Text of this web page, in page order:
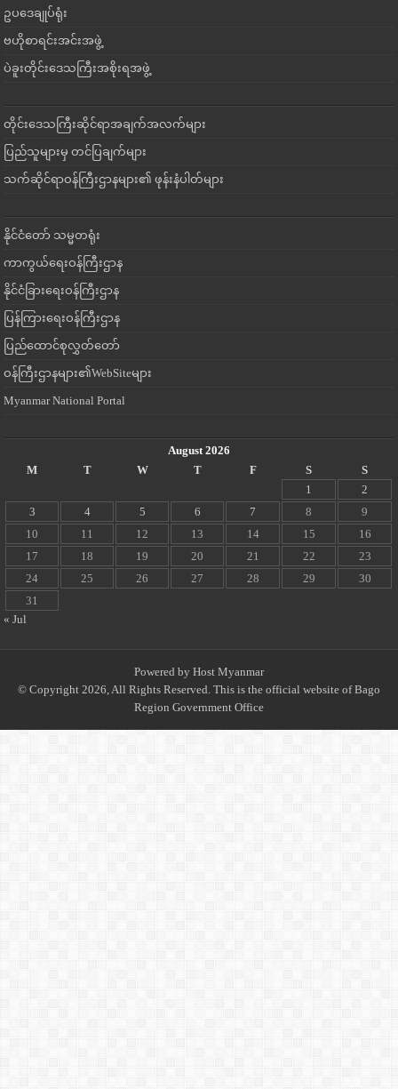
ဥပဒေချုပ်ရုံး
ဗဟိုစာရင်းအင်းအဖွဲ့
ပဲခူးတိုင်းဒေသကြီးအစိုးရအဖွဲ့
တိုင်းဒေသကြီးဆိုင်ရာအချက်အလက်များ
ပြည်သူများမှ တင်ပြချက်များ
သက်ဆိုင်ရာဝန်ကြီးဌာနများ၏ ဖုန်းနံပါတ်များ
နိုင်ငံတော် သမ္မတရုံး
ကာကွယ်ရေးဝန်ကြီးဌာန
နိုင်ငံခြားရေးဝန်ကြီးဌာန
ပြန်ကြားရေးဝန်ကြီးဌာန
ပြည်ထောင်စုလွှတ်တော်
ဝန်ကြီးဌာနများ၏WebSiteများ
Myanmar National Portal
August 2026
M
T W T F S
S
1
2
3
4 5 6 7 8
9
10
11 12 13 14 15
16
17
18 19 20 21 22
23
24
25 26 27 28 29
30
31
« Jul
Powered by Host Myanmar
© Copyright 2026, All Rights Reserved. This is the official website of Bago
Region Government Office